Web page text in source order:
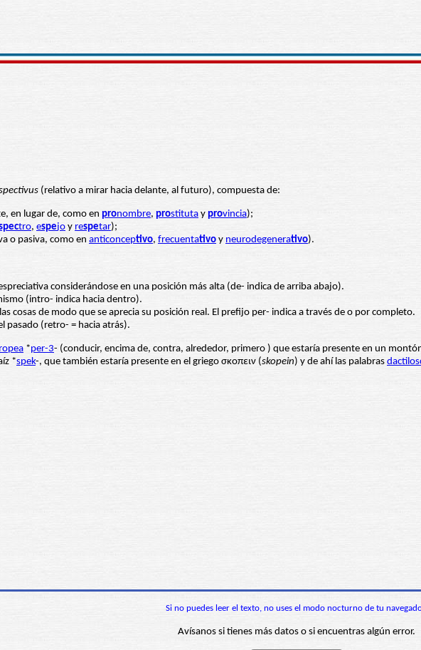
(relativo a mirar hacia delante, al futuro), compuesta de:
en lugar de, como en pronombre, prostituta y provincia);
tro, espejo y respetar);
o pasiva, como en anticonceptivo, frecuentativo y neurodegenerativo).
considerándose en una posición más alta (de- indica de arriba abajo).
(intro- indica hacia dentro).
cosas de modo que se aprecia su posición real. El prefijo per- indica a través de o por completo.
pasado (retro- = hacia atrás).
*per-3- (conducir, encima de, contra, alrededor, primero ) que estaría presente en un
*spek-, que también estaría presente en el griego σκοπειν (skopein) y de ahí las palabras
Si no puedes leer el texto, no uses el modo nocturno de tu
Avísanos si tienes más datos o si encuentras algún error.